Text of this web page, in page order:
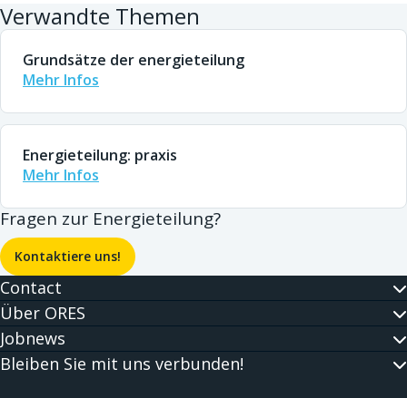
Angaben mitzuteilen.
Verwandte Themen
Grundsätze der energieteilung
Mehr Infos
Energieteilung: praxis
Mehr Infos
Fragen zur Energieteilung?
Kontaktiere uns!
Contact
Über ORES
Jobnews
Bleiben Sie mit uns verbunden!